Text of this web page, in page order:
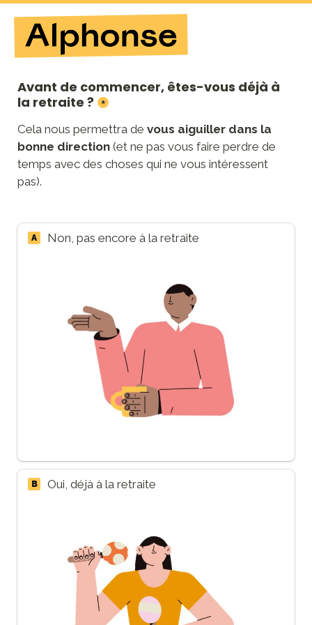
Avant de commencer, êtes-vous déjà à
la retraite ? *
Cela nous permettra de vous aiguiller dans la
bonne direction (et ne pas vous faire perdre de
temps avec des choses qui ne vous intéressent
pas).
A Non, pas encore à la retraite
B Oui, déjà à la retraite